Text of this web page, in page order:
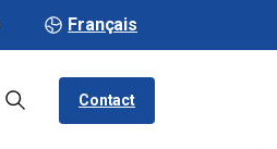
Français
Contact